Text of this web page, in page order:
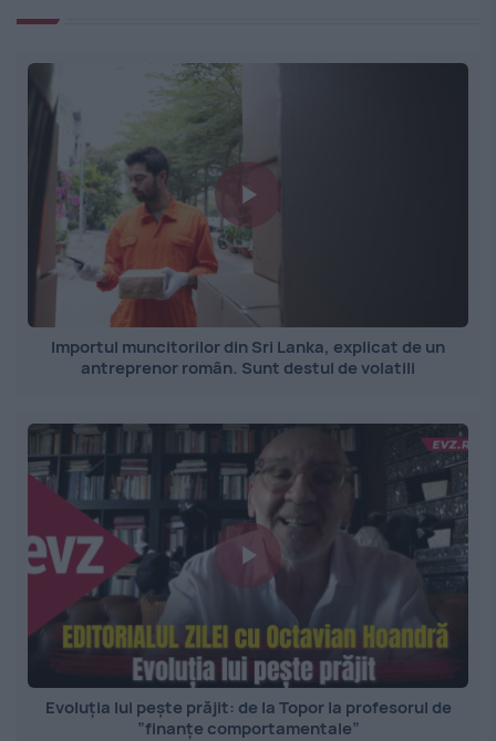
Importul muncitorilor din Sri Lanka, explicat de un
antreprenor român. Sunt destul de volatili
Evoluția lui pește prăjit: de la Topor la profesorul de
”finanțe comportamentale”